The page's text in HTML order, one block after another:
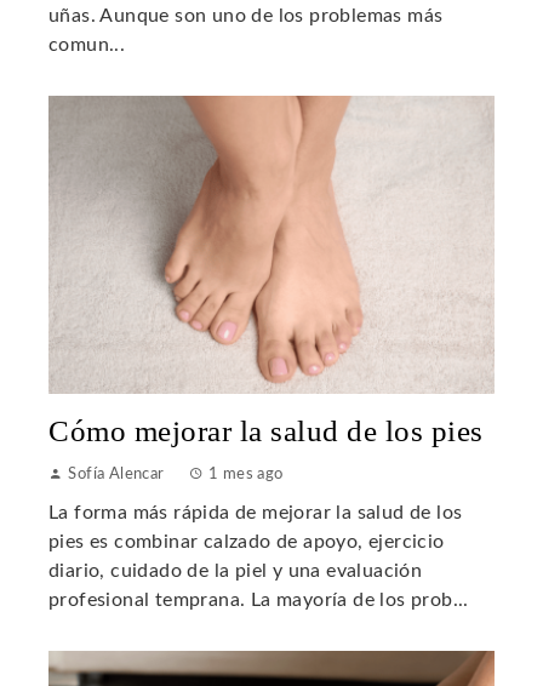
uñas. Aunque son uno de los problemas más
comun...
Cómo mejorar la salud de los pies
Sofía Alencar 1 mes ago
La forma más rápida de mejorar la salud de los
pies es combinar calzado de apoyo, ejercicio
diario, cuidado de la piel y una evaluación
profesional temprana. La mayoría de los prob...